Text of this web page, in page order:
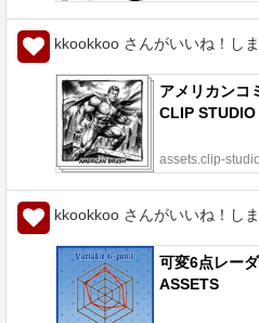
kkookkoo さんがいいね！し
アメリカンコ
CLIP STUDIO
assets.clip-
kkookkoo さんがいいね！し
可変6点レー
ASSETS